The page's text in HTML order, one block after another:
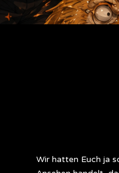
Wir hatten Euch ja